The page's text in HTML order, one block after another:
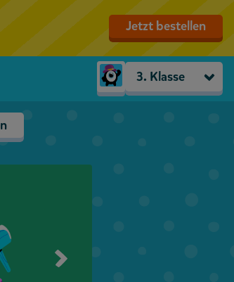
Jetzt bestellen
3. Klasse